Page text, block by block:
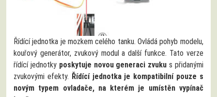
Řídící jednotka je mozkem celého tanku. Ovládá pohyb modelu,
kouřový generátor, zvukový modul a další funkce. Tato verze
řídící jednotky poskytuje novou generaci zvuku s přidanými
zvukovými efekty. Řídící jednotka je kompatibilní pouze s
novým typem ovladače, na kterém je umístěn vypínač